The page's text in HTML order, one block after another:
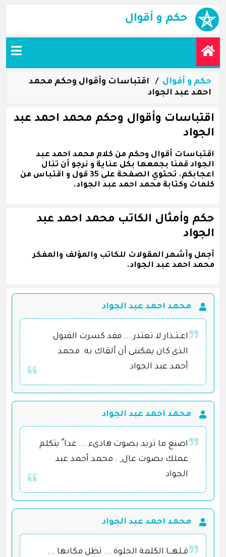
حكم و أقوال
حكم و أقوال
اقتباسات وأقوال وحكم محمد
احمد عبد الجواد
اقتباسات وأقوال وحكم محمد احمد عبد
الجواد
اقتباسات أقوال وحكم من كلام محمد احمد عبد
الجواد قمنا بجمعها بكل عناية و نرجو أن تنال
اعجابكم. تحتوي الصفحة على 35 قول و اقتباس من
كلمات وكتابة محمد احمد عبد الجواد.
حكم وأمثال الكاتب محمد احمد عبد
الجواد
أجمل وأشهر المقولات للكاتب والمؤلف والمفكر
محمد احمد عبد الجواد.
محمد احمد عبد الجواد
اعــتــذار لا تعتذر ... فقد كسرت القبول
الذى كان يمكننى أن ألقاك به. محمد
أحمد عبد الجواد
محمد احمد عبد الجواد
اصنع ما تريد بصوت هادىء ... غدا ً يتكلم
عملك بصوت عال ِ . محمد أحمد عبد
الجواد
محمد احمد عبد الجواد
قــلهـــا الكلمة الحلوة ... تظل مكانها ...